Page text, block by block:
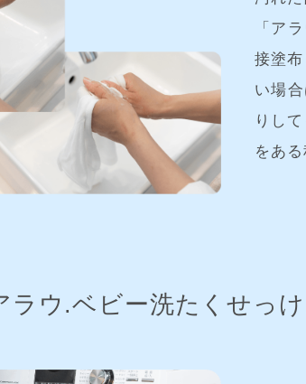
「ア
接塗
い場
りし
をある
ラウ.ベビー洗たくせっ